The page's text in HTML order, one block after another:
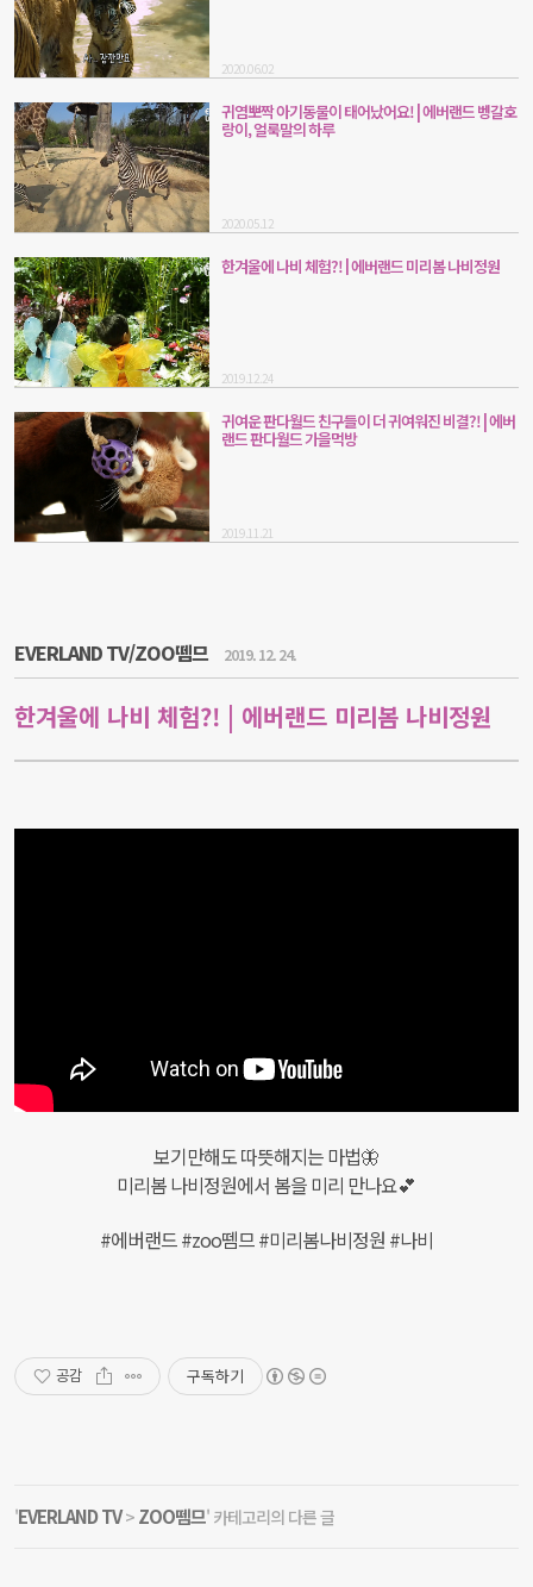
2020.06.02
귀염뽀짝 아기동물이 태어났어요! | 에버랜드 벵갈호
랑이, 얼룩말의 하루
2020.05.12
한겨울에 나비 체험?! | 에버랜드 미리봄 나비정원
2019.12.24
귀여운 판다월드 친구들이 더 귀여워진 비결?! | 에버
랜드 판다월드 가을먹방
2019.11.21
EVERLAND TV/ZOO뗌므 2019. 12. 24.
한겨울에 나비 체험?! | 에버랜드 미리봄 나비정원
보기만해도 따뜻해지는 마법🦋
미리봄 나비정원에서 봄을 미리 만나요💕
#에버랜드 #zoo뗌므 #미리봄나비정원 #나비
공감 구독하기
'EVERLAND TV> ZOO뗌므' 카테고리의 다른 글